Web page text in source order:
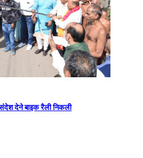
देने बाइक रैली निकली